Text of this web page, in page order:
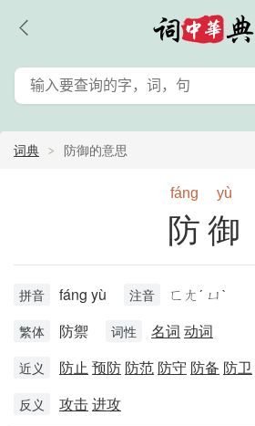
词典 防御的意思
fáng yù
防御
拼音 fáng yù 注音 ㄈㄤˊ ㄩˋ
繁体 防禦 词性 名词 动词
近义 防止 预防 防范 防守 防备 防卫
反义 攻击进攻